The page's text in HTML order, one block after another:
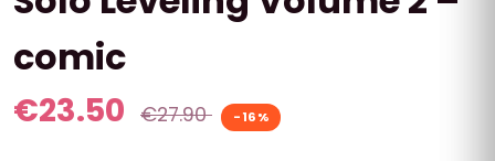
comic
€23.50 €27.90 -16%